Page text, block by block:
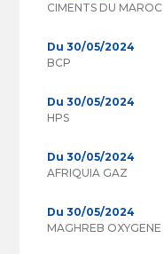
CIMENTS DU MAROC
Du 30/05/2024
BCP
Du 30/05/2024
HPS
Du 30/05/2024
AFRIQUIA GAZ
Du 30/05/2024
MAGHREB OXYGENE